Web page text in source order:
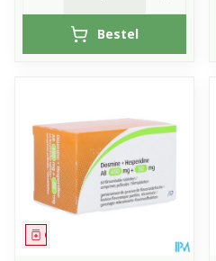
Bestel
Geneesmiddel